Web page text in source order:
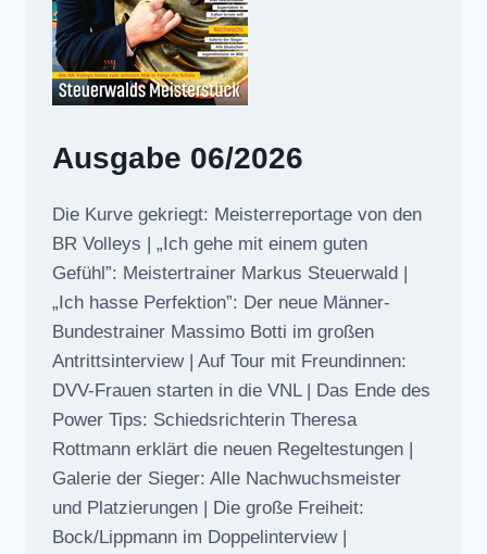
Ausgabe 06/2026
Die Kurve gekriegt: Meisterreportage von den
BR Volleys | „Ich gehe mit einem guten
Gefühl”: Meistertrainer Markus Steuerwald |
„Ich hasse Perfektion”: Der neue Männer-
Bundestrainer Massimo Botti im großen
Antrittsinterview | Auf Tour mit Freundinnen:
DVV-Frauen starten in die VNL | Das Ende des
Power Tips: Schiedsrichterin Theresa
Rottmann erklärt die neuen Regeltestungen |
Galerie der Sieger: Alle Nachwuchsmeister
und Platzierungen | Die große Freiheit:
Bock/Lippmann im Doppelinterview |